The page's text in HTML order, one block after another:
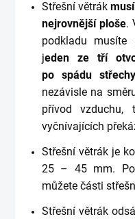
Střešní větrák musí
nejrovnější ploše.
podkladu
jeden ze tří
po spádu střechy
nezávisle na
přívod vzduchu,
vyčnívajících
Střešní větrák je
25 – 45 mm.
můžete části
Střešní větrák